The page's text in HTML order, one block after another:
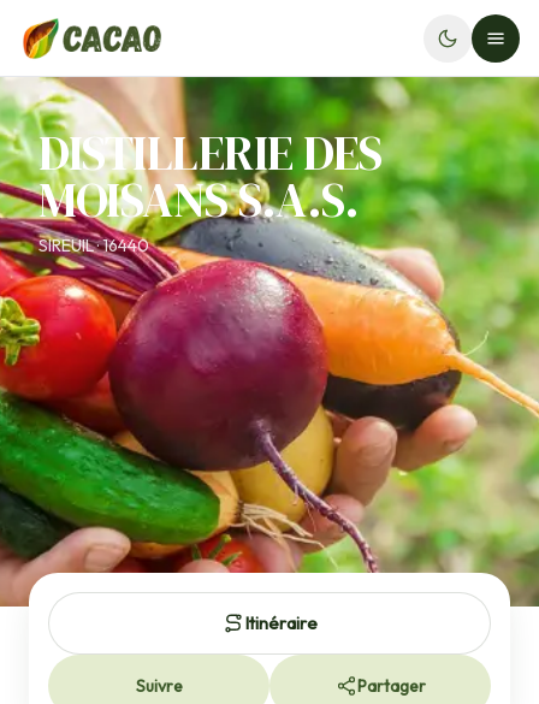
DISTILLERIE DES
MOISANS S.A.S.
SIREUIL · 16440
Itinéraire
Suivre Partager